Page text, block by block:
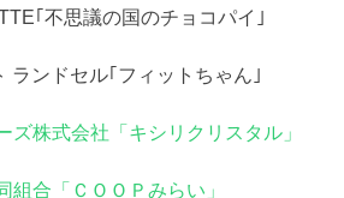
｢不思議の国のチョコパイ｣
ランドセル｢フィットちゃん｣
ズ株式会社「キシリクリスタル」
組合「ＣＯＯＰみらい」